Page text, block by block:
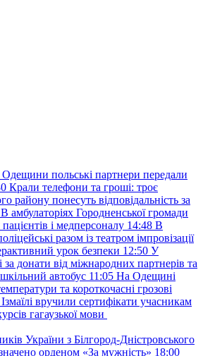
Одещини польські партнери передали
Крали телефони та гроші: троє
району понесуть відповідальність за
В амбулаторіях Городненської громади
і медперсоналу 14:48 В
разом із театром імпровізації
урок безпеки 12:50 У
за донати від міжнародних партнерів та
автобус 11:05 На Одещині
та короткочасні грозові
вручили сертифікати учасникам
гагаузької мови
України з Білгород-Дністровського
орденом «За мужність» 18:00